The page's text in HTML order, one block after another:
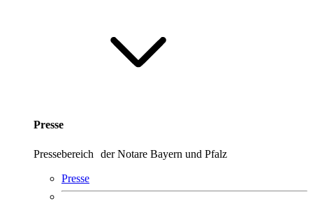
Presse
Pressebereich der Notare Bayern und Pfalz
Presse